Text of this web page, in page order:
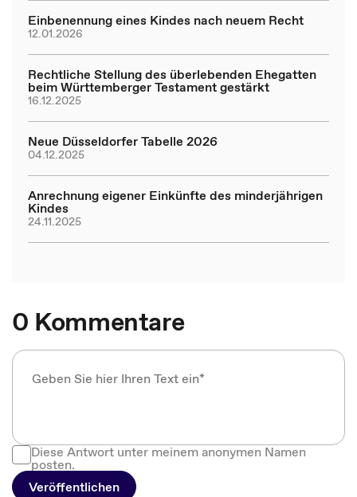
Einbenennung eines Kindes nach neuem Recht
12.01.2026
Rechtliche Stellung des überlebenden Ehegatten
beim Württemberger Testament gestärkt
16.12.2025
Neue Düsseldorfer Tabelle 2026
04.12.2025
Anrechnung eigener Einkünfte des minderjährigen
Kindes
24.11.2025
0 Kommentare
Diese Antwort unter meinem anonymen Namen
posten.
Veröffentlichen